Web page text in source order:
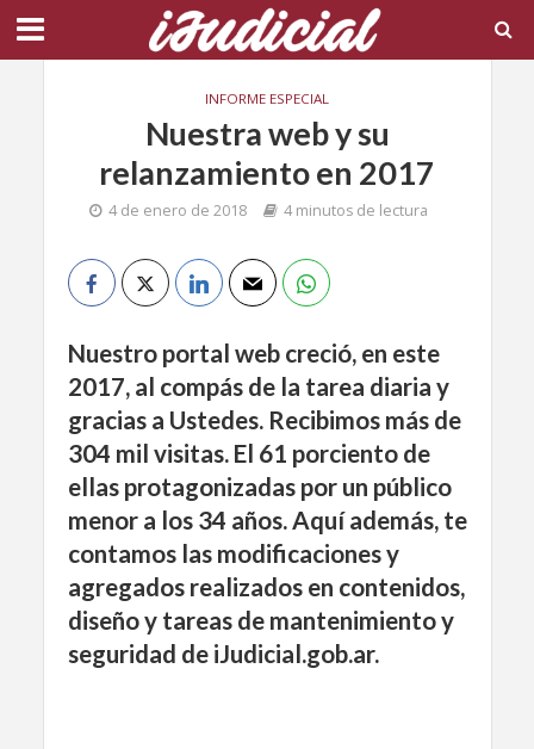
INFORME ESPECIAL
Nuestra web y su
relanzamiento en 2017
4 de enero de 2018 4 minutos de lectura
Nuestro portal webcreció, en este
2017, al compás de la tarea diaria y
gracias a Ustedes. Recibimos más de
304 mil visitas. El 61 porciento de
ellas protagonizadas por un público
menor a los 34 años. Aquí además, te
contamos las modificaciones y
agregados realizados en contenidos,
diseño y tareas de mantenimiento y
seguridad de iJudicial.gob.ar.